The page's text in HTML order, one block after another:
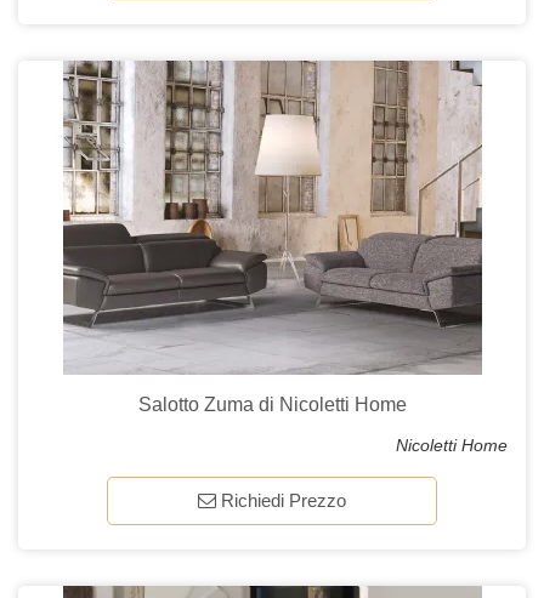
Salotto Zuma di Nicoletti Home
Nicoletti Home
Richiedi Prezzo